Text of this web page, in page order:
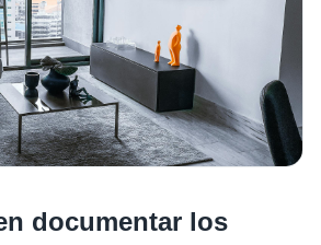
documentar los